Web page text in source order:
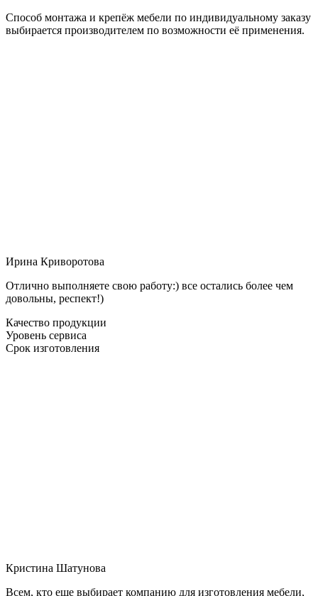
Способ монтажа и крепёж мебели по индивидуальному заказу
выбирается производителем по возможности её применения.
Ирина Криворотова
Отлично выполняете свою работу:) все остались более чем
довольны, респект!)
Качество продукции
Уровень сервиса
Срок изготовления
Кристина Шатунова
Всем, кто еще выбирает компанию для изготовления мебели,